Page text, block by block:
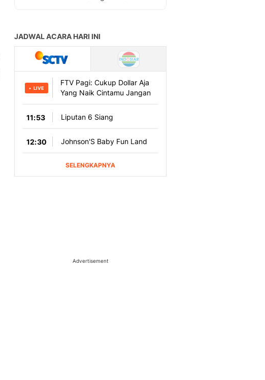
Advertisement